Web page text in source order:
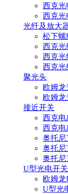
西克光
西克光
光纤及放大
松下螺
西克光
西克光
西克光
聚光头
欧姆龙
欧姆龙
接近开关
西克电
西克电
奥托尼
奥托尼
奥托尼
U型光电开关
欧姆龙
U型光